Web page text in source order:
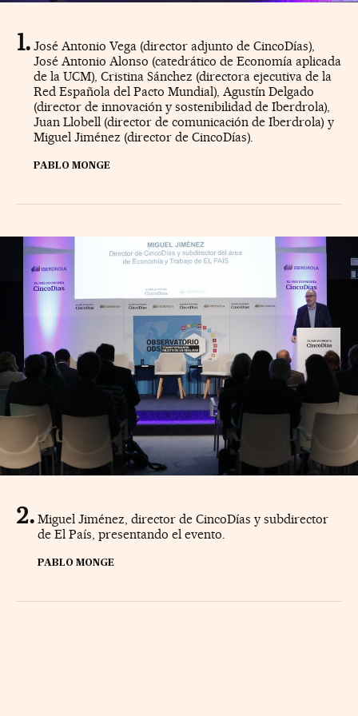
José Antonio Vega (director adjunto de CincoDías),
José Antonio Alonso (catedrático de Economía aplicada
de la UCM), Cristina Sánchez (directora ejecutiva de la
Red Española del Pacto Mundial), Agustín Delgado
(director de innovación y sostenibilidad de Iberdrola),
Juan Llobell (director de comunicación de Iberdrola) y
Miguel Jiménez (director de CincoDías).
PABLO MONGE
Miguel Jiménez, director de CincoDías y subdirector
de El País, presentando el evento.
PABLO MONGE